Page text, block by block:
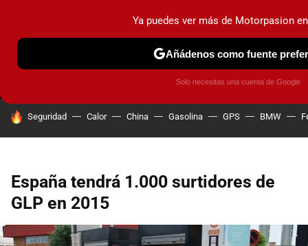
MENÚ NUEVO
COCHES ELÉCTRICOS OBSERVATORIO F1
HOY SE HABLA DE
Seguridad Calor China Gasolina GPS BMW
España tendrá 1.000 surtidores de
GLP en 2015
Ya puedes ver más de Motorpasion
Añádenos como fuente
Solo necesitas una cuenta de Google